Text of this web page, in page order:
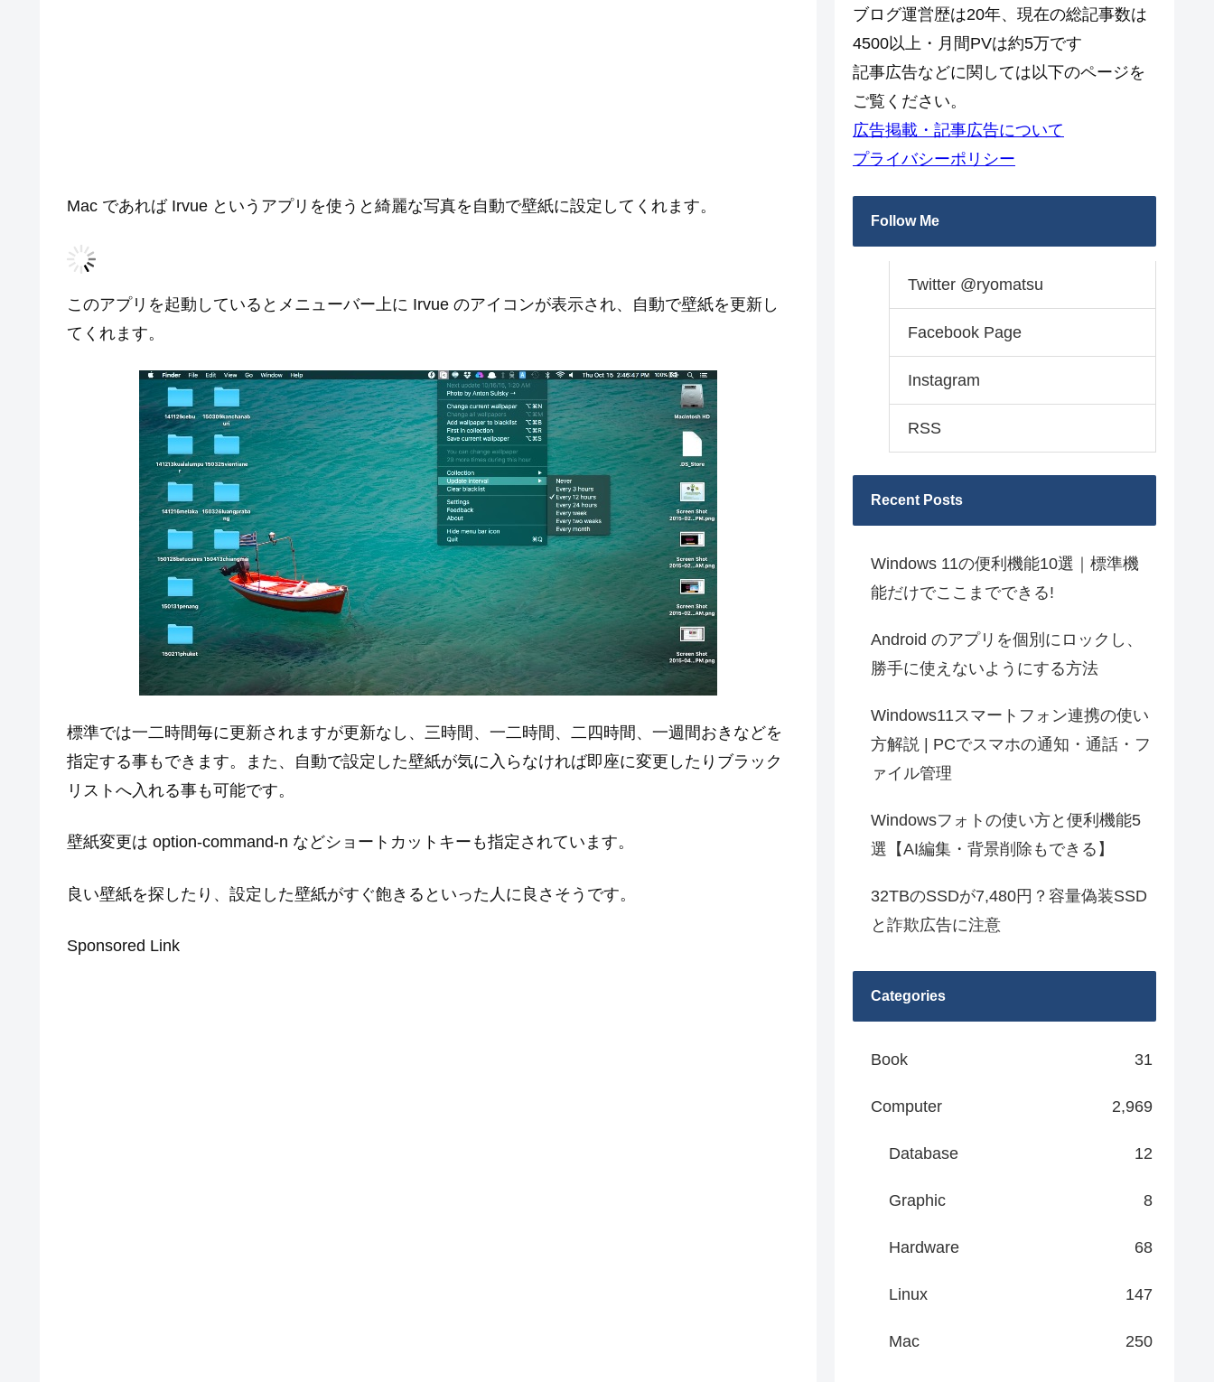
Mac であれば Irvue というアプリを使うと綺麗な写真を自動で壁紙に設定してくれます。
このアプリを起動しているとメニューバー上に Irvue のアイコンが表示され、自動で壁紙を更新し
てくれます。
標準では一二時間毎に更新されますが更新なし、三時間、一二時間、二四時間、一週間おきなどを
指定する事もできます。また、自動で設定した壁紙が気に入らなければ即座に変更したりブラック
リストへ入れる事も可能です。
壁紙変更は option-command-n などショートカットキーも指定されています。
良い壁紙を探したり、設定した壁紙がすぐ飽きるといった人に良さそうです。
Sponsored Link
ブログ運営歴は20年、現在の総記事数は
4500以上・月間PVは約5万です
記事広告などに関しては以下のページを
ご覧ください。
広告掲載・記事広告について
プライバシーポリシー
Follow Me
Twitter @ryomatsu
Facebook Page
Instagram
RSS
Recent Posts
Windows 11の便利機能10選｜標準機
能だけでここまでできる!
Android のアプリを個別にロックし、
勝手に使えないようにする方法
Windows11スマートフォン連携の使い
方解説 | PCでスマホの通知・通話・フ
ァイル管理
Windowsフォトの使い方と便利機能5
選【AI編集・背景削除もできる】
32TBのSSDが7,480円？容量偽装SSD
と詐欺広告に注意
Categories
Book 31
Computer 2,969
Database 12
Graphic 8
Hardware 68
Linux 147
Mac 250